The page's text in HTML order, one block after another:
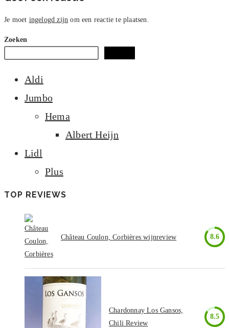
Je moet ingelogd zijn om een reactie te plaatsen.
Zoeken
Aldi
Jumbo
Hema
Albert Heijn
Lidl
Plus
TOP REVIEWS
Château Coulon, Corbières wijnreview 8.6
Chardonnay Los Gansos,
Chili Review
8.5